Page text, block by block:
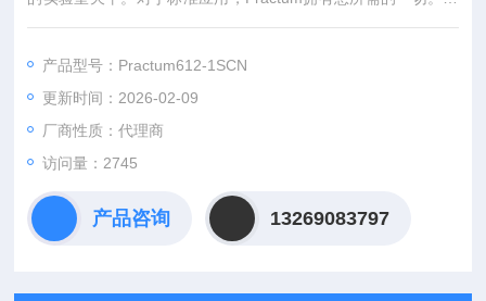
此您只需为您真正的需求付费。称重：Practum可以称量在分析
粉末和液体，Practum都可以提供的称重可靠性。
产品型号：Practum612-1SCN
更新时间：2026-02-09
厂商性质：代理商
访问量：2745
产品咨询 13269083797